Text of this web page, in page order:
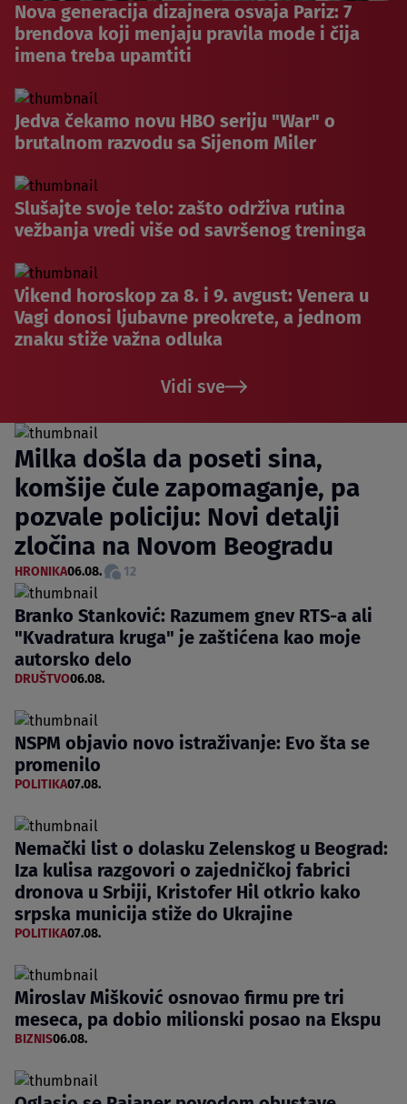
Nova generacija dizajnera osvaja Pariz: 7
brendova koji menjaju pravila mode i čija
imena treba upamtiti
Jedva čekamo novu HBO seriju "War" o
brutalnom razvodu sa Sijenom Miler
Slušajte svoje telo: zašto održiva rutina
vežbanja vredi više od savršenog treninga
Vikend horoskop za 8. i 9. avgust: Venera u
Vagi donosi ljubavne preokrete, a jednom
znaku stiže važna odluka
Vidi sve
Milka došla da poseti sina,
komšije čule zapomaganje, pa
pozvale policiju: Novi detalji
zločina na Novom Beogradu
HRONIKA06.08. 12
Branko Stanković: Razumem gnev RTS-a ali
"Kvadratura kruga" je zaštićena kao moje
autorsko delo
DRUŠTVO06.08.
NSPM objavio novo istraživanje: Evo šta se
promenilo
POLITIKA07.08.
Nemački list o dolasku Zelenskog u Beograd:
Iza kulisa razgovori o zajedničkoj fabrici
dronova u Srbiji, Kristofer Hil otkrio kako
srpska municija stiže do Ukrajine
POLITIKA07.08.
Miroslav Mišković osnovao firmu pre tri
meseca, pa dobio milionski posao na Ekspu
BIZNIS06.08.